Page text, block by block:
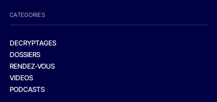
CATEGORIES
DECRYPTAGES
DOSSIERS
RENDEZ-VOUS
VIDEOS
PODCASTS